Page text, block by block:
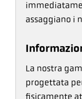
assaggiano i
La nostra
progettata
fisicamente